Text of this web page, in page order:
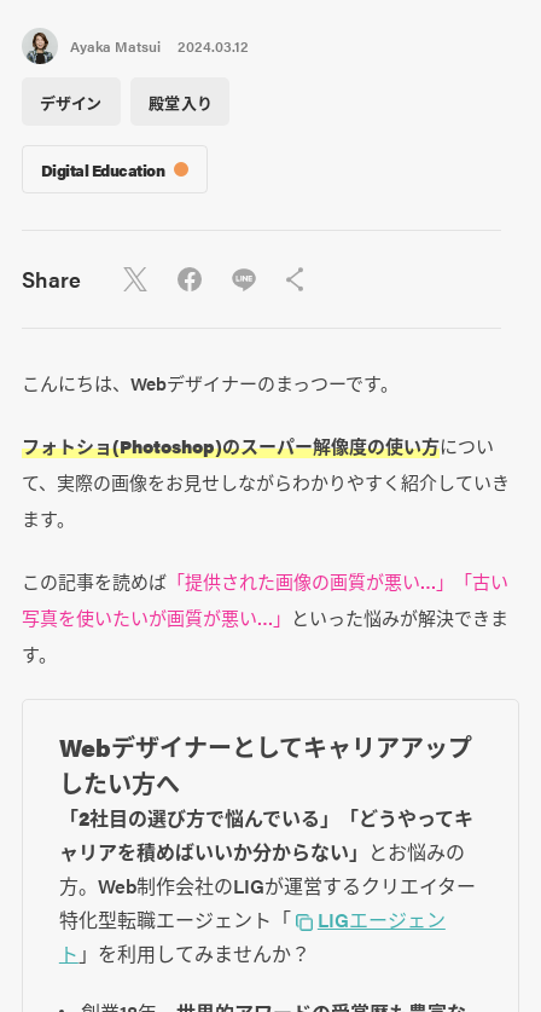
Ayaka Matsui 2024.03.12
デザイン 殿堂入り
Digital Education
Share
こんにちは、Webデザイナーのまっつーです。
フォトショ(Photoshop)のスーパー解像度の使い方につい
て、実際の画像をお見せしながらわかりやすく紹介していき
ます。
この記事を読めば「提供された画像の画質が悪い…」「古い
写真を使いたいが画質が悪い…」 といった悩みが解決できま
す。
Webデザイナーとしてキャリアアップ
したい方へ
「2社目の選び方で悩んでいる」「どうやってキ
ャリアを積めばいいか分からない」 とお悩みの
方。Web制作会社のLIGが運営するクリエイター
特化型転職エージェント「
LIGエージェン
ト 」を利用してみませんか？